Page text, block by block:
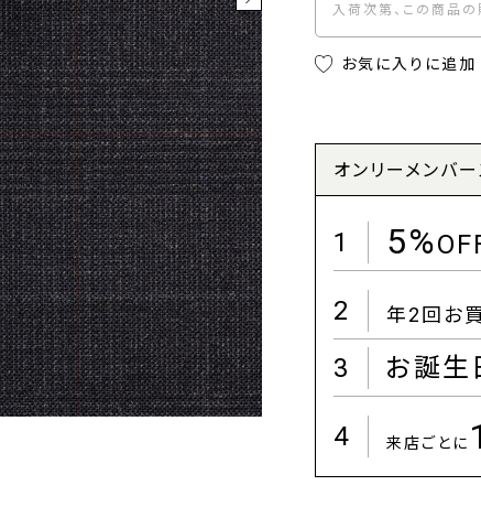
入荷次第、この商品の
お気に入りに追加
オンリーメンバ
1 5%
2 年2回お
3 お誕生
4 来店ごとに